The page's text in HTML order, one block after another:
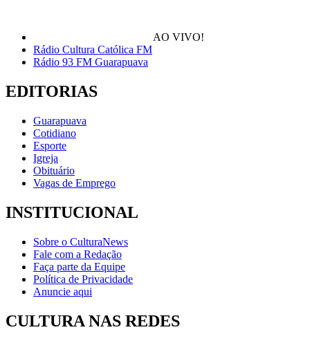
AO VIVO!
Rádio Cultura Católica FM
Rádio 93 FM Guarapuava
EDITORIAS
Guarapuava
Cotidiano
Esporte
Igreja
Obituário
Vagas de Emprego
INSTITUCIONAL
Sobre o CulturaNews
Fale com a Redação
Faça parte da Equipe
Política de Privacidade
Anuncie aqui
CULTURA NAS REDES